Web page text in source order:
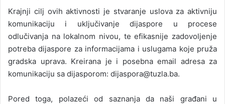
Krajnji cilj ovih aktivnosti je stvaranje uslova za aktivniju
komunikaciju i uključivanje dijaspore u procese
odlučivanja na lokalnom nivou, te efikasnije zadovoljenje
potreba dijaspore za informacijama i uslugama koje pruža
gradska uprava. Kreirana je i posebna email adresa za
komunikaciju sa dijasporom: dijaspora@tuzla.ba.
Pored toga, polazeći od saznanja da naši građani u